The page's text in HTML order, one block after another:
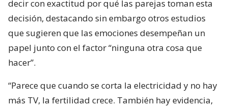
decir con exactitud por qué las parejas toman esta
decisión, destacando sin embargo otros estudios
que sugieren que las emociones desempeñan un
papel junto con el factor “ninguna otra cosa que
hacer”.
“Parece que cuando se corta la electricidad y no hay
más TV, la fertilidad crece. También hay evidencia,